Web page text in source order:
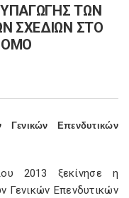
ΤΩΝ
ΣΧΕΔΙΩΝ ΣΤΟ
Επενδυτικών
2013 ξεκίνησε η
Γενικών Επενδυτικών